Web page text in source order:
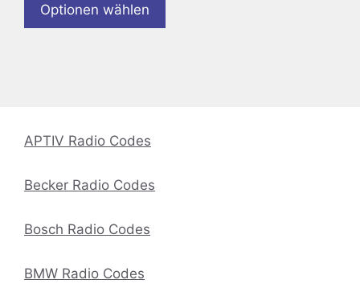
Optionen wählen
APTIV Radio Codes
Becker Radio Codes
Bosch Radio Codes
BMW Radio Codes